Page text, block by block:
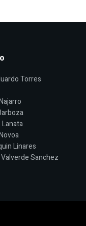
Torres
Linares
Sanchez